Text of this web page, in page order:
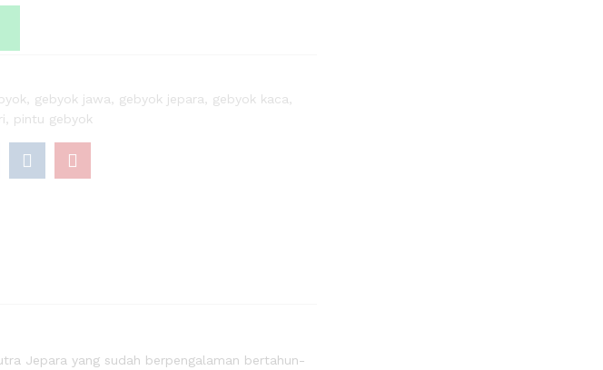
gebyok jawa gebyok jepara gebyok kaca
pintu gebyok
Jepara yang sudah berpengalaman bertahun-